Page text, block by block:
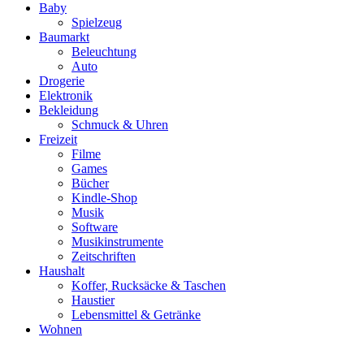
Baby
Spielzeug
Baumarkt
Beleuchtung
Auto
Drogerie
Elektronik
Bekleidung
Schmuck & Uhren
Freizeit
Filme
Games
Bücher
Kindle-Shop
Musik
Software
Musikinstrumente
Zeitschriften
Haushalt
Koffer, Rucksäcke & Taschen
Haustier
Lebensmittel & Getränke
Wohnen